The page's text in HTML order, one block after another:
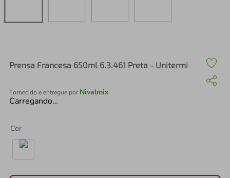
Prensa Francesa 650ml 6.3.461 Preta - Unitermi
Fornecido e entregue por Nivalmix
Carregando…
Cor